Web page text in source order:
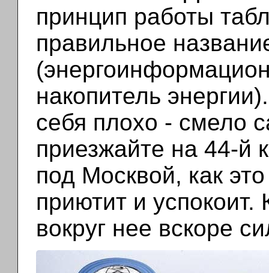
принцип работы
правильное
накопитель
себя плохо - смело
приезжайте на 44-й
под Москвой, как
приютит и успокоит.
вокруг нее вскоре